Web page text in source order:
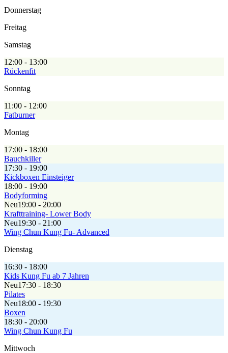
Donnerstag
Freitag
Samstag
12:00 - 13:00
Rückenfit
Sonntag
11:00 - 12:00
Fatburner
Montag
17:00 - 18:00
Bauchkiller
17:30 - 19:00
Kickboxen Einsteiger
18:00 - 19:00
Bodyforming
Neu19:00 - 20:00
Krafttraining- Lower Body
Neu19:30 - 21:00
Wing Chun Kung Fu- Advanced
Dienstag
16:30 - 18:00
Kids Kung Fu ab 7 Jahren
Neu17:30 - 18:30
Pilates
Neu18:00 - 19:30
Boxen
18:30 - 20:00
Wing Chun Kung Fu
Mittwoch